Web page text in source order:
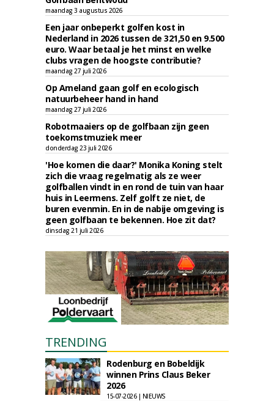
maandag 3 augustus 2026
Een jaar onbeperkt golfen kost in
Nederland in 2026 tussen de 321,50 en 9.500
euro. Waar betaal je het minst en welke
clubs vragen de hoogste contributie?
maandag 27 juli 2026
Op Ameland gaan golf en ecologisch
natuurbeheer hand in hand
maandag 27 juli 2026
Robotmaaiers op de golfbaan zijn geen
toekomstmuziek meer
donderdag 23 juli 2026
'Hoe komen die daar?' Monika Koning stelt
zich die vraag regelmatig als ze weer
golfballen vindt in en rond de tuin van haar
huis in Leermens. Zelf golft ze niet, de
buren evenmin. En in de nabije omgeving is
geen golfbaan te bekennen. Hoe zit dat?
dinsdag 21 juli 2026
TRENDING
Rodenburg en Bobeldijk
winnen Prins Claus Beker
2026
15-07-2026 | NIEUWS